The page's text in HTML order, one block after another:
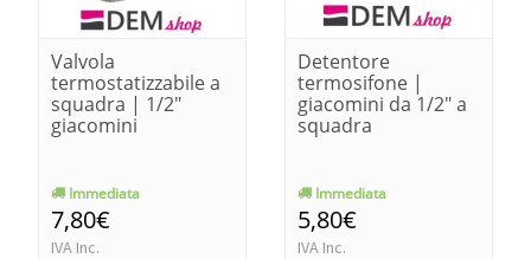
Valvola
termostatizzabile a
squadra | 1/2"
giacomini
Immediata
7,80€
IVA Inc.
Detentore
termosifone |
giacomini da 1/2" a
squadra
Immediata
5,80€
IVA Inc.